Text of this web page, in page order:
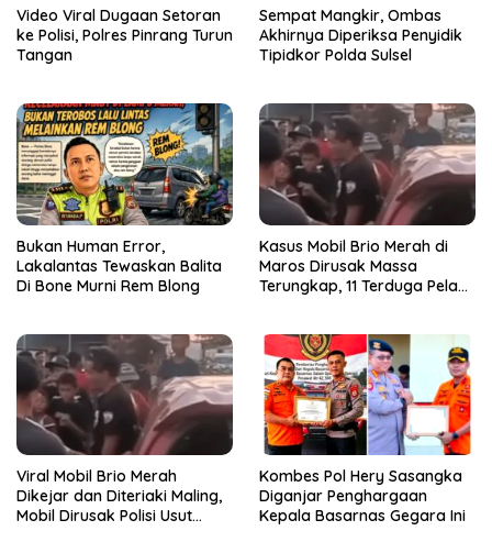
Video Viral Dugaan Setoran
ke Polisi, Polres Pinrang Turun
Tangan
Sempat Mangkir, Ombas
Akhirnya Diperiksa Penyidik
Tipidkor Polda Sulsel
Bukan Human Error,
Lakalantas Tewaskan Balita
Di Bone Murni Rem Blong
Kasus Mobil Brio Merah di
Maros Dirusak Massa
Terungkap, 11 Terduga Pelaku
Viral Mobil Brio Merah
Dikejar dan Diteriaki Maling,
Mobil Dirusak Polisi Usut
Kombes Pol Hery Sasangka
Diganjar Penghargaan
Kepala Basarnas Gegara Ini